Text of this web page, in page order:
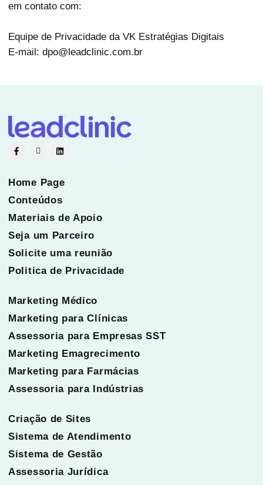
em contato com:
Equipe de Privacidade da VK Estratégias Digitais
E-mail: dpo@leadclinic.com.br
Home Page
Conteúdos
Materiais de Apoio
Seja um Parceiro
Solicite uma reunião
Politica de Privacidade
Marketing Médico
Marketing para Clínicas
Assessoria para Empresas SST
Marketing Emagrecimento
Marketing para Farmácias
Assessoria para Indústrias
Criação de Sites
Sistema de Atendimento
Sistema de Gestão
Assessoria Jurídica